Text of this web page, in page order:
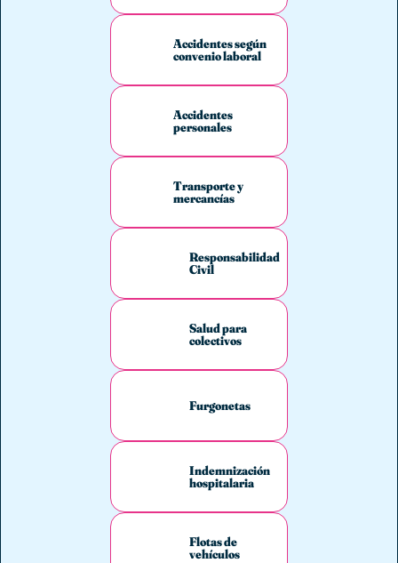
Accidentes según
convenio laboral
Accidentes
personales
Transporte y
mercancías
Responsabilidad
Civil
Salud para
colectivos
Furgonetas
Indemnización
hospitalaria
Flotas de
vehículos